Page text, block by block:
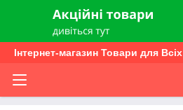
Інтернет-магазин Товари для Всіх